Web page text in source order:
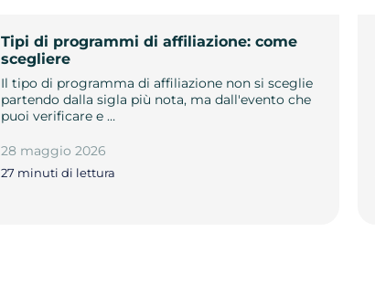
Tipi di programmi di affiliazione: come
scegliere
Il tipo di programma di affiliazione non si sceglie
partendo dalla sigla più nota, ma dall'evento che
puoi verificare e …
28 maggio 2026
27 minuti di lettura